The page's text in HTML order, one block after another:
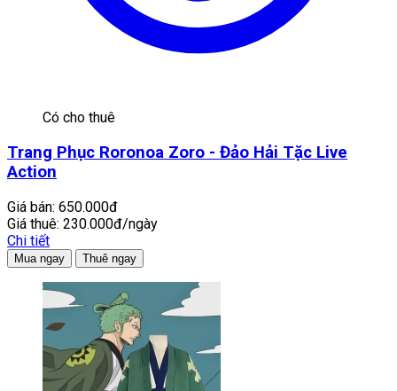
Có cho thuê
Trang Phục Roronoa Zoro - Đảo Hải Tặc Live
Action
Giá bán: 650.000đ
Giá thuê: 230.000đ/ngày
Chi tiết
Mua ngay Thuê ngay